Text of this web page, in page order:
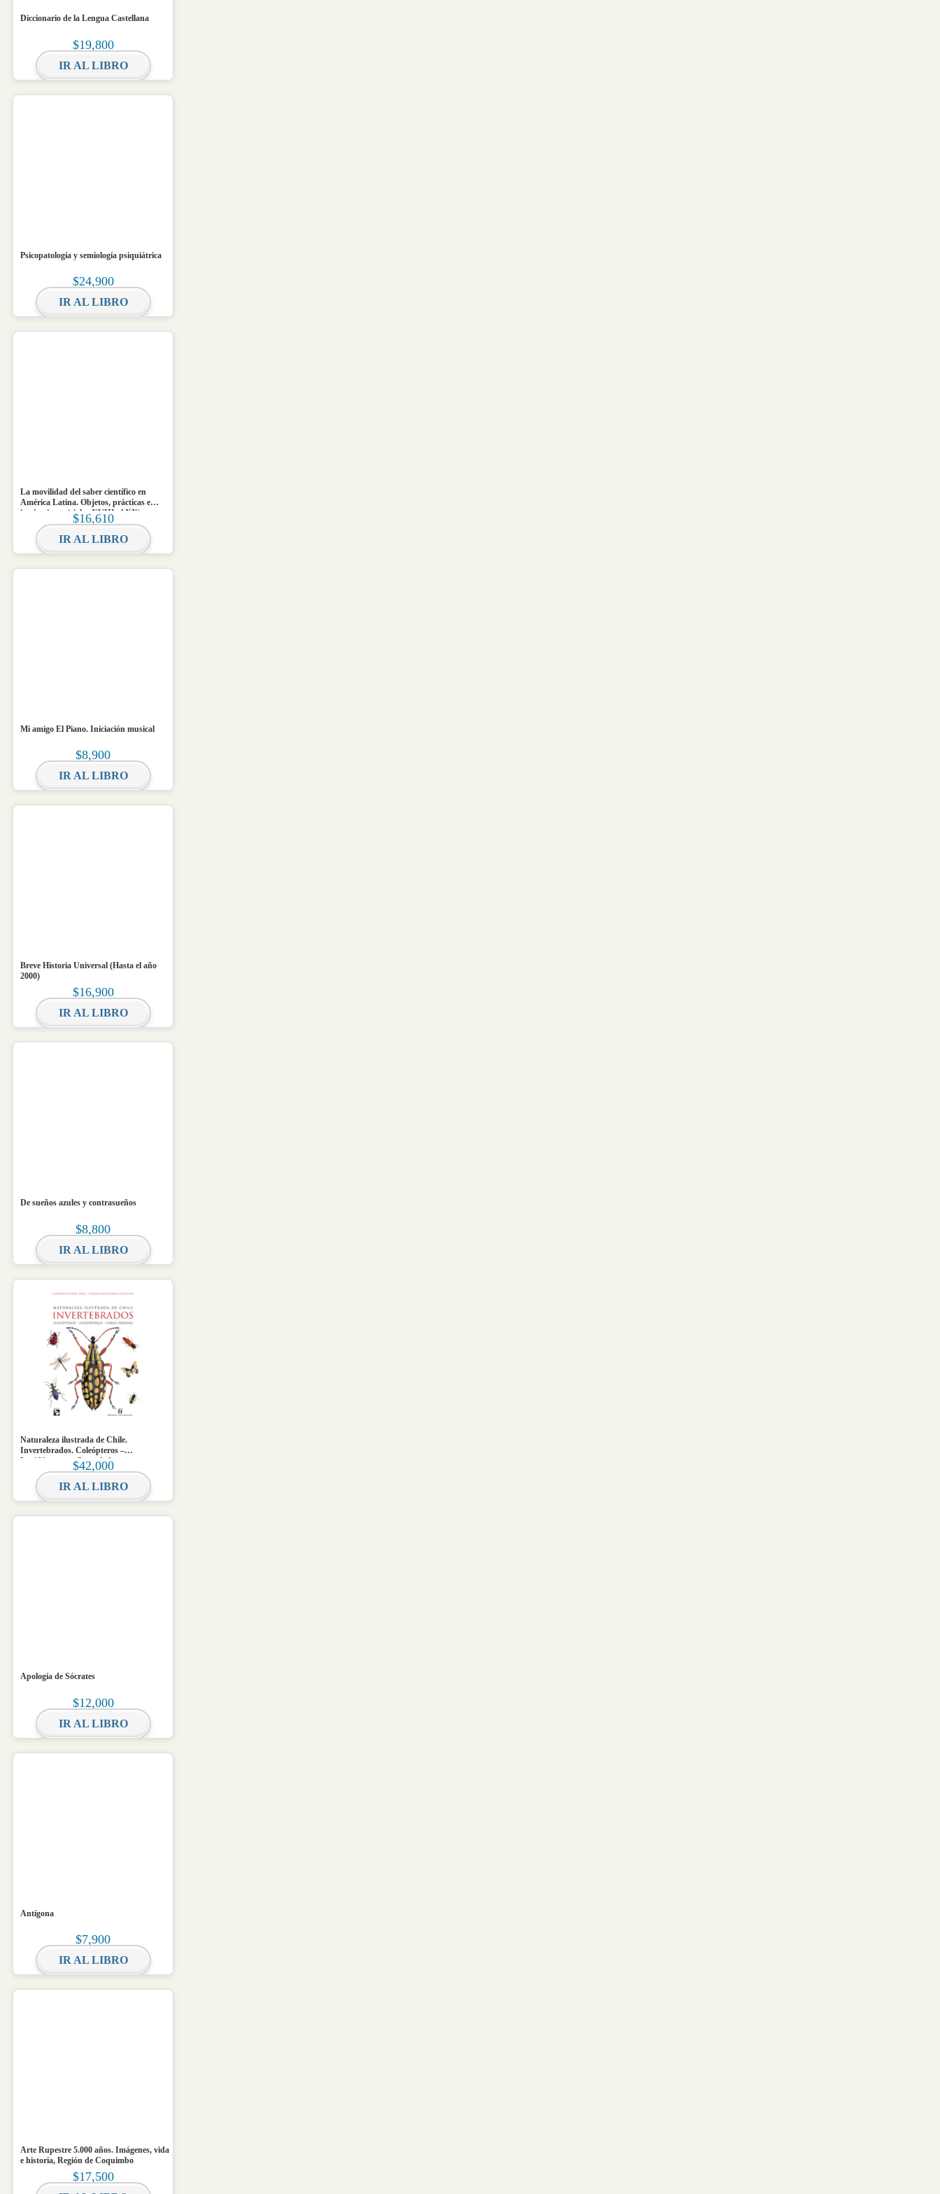
Diccionario de la Lengua Castellana
$19,800
IR AL LIBRO
Psicopatología y semiología psiquiátrica
$24,900
IR AL LIBRO
La movilidad del saber científico en
América Latina. Objetos, prácticas e
instituciones (siglos XVIII al XX)
$16,610
IR AL LIBRO
Mi amigo El Piano. Iniciación musical
$8,900
IR AL LIBRO
Breve Historia Universal (Hasta el año
2000)
$16,900
IR AL LIBRO
De sueños azules y contrasueños
$8,800
IR AL LIBRO
Naturaleza ilustrada de Chile.
Invertebrados. Coleópteros –
Lepidópteros – Otros órdenes
$42,000
IR AL LIBRO
Apología de Sócrates
$12,000
IR AL LIBRO
Antígona
$7,900
IR AL LIBRO
Arte Rupestre 5.000 años. Imágenes, vida
e historia, Región de Coquimbo
$17,500